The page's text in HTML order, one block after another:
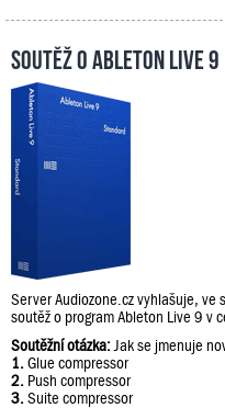
Soutěž o Ableton Live 9
Server Audiozone.cz vyhlašuje, ve
soutěž o program Ableton Live 9 v
Soutěžní otázka: Jak se jmenuje
1. Glue compressor
2. Push compressor
3. Suite compressor